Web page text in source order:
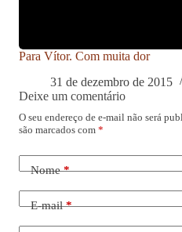
Para Vítor. Com muita dor
31 de dezembro de 2015
Deixe um comentário
O seu endereço de e-mail não será
são marcados com *
Nome*
E-mail*